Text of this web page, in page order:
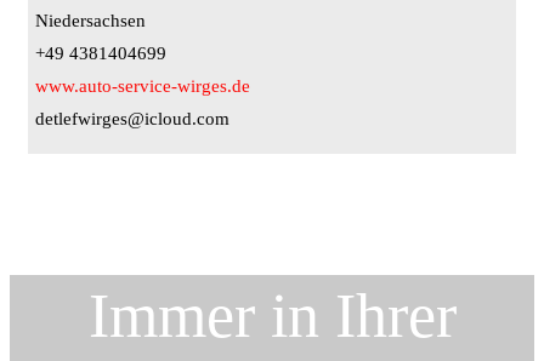
Niedersachsen
+49 4381404699
www.auto-service-wirges.de
detlefwirges@icloud.com
Immer in Ihrer